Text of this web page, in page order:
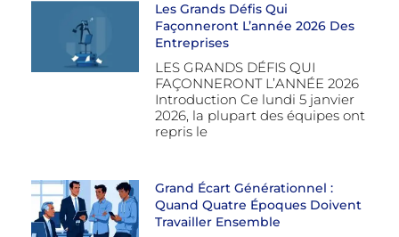
Les Grands Défis Qui
Façonneront L’année 2026 Des
Entreprises
LES GRANDS DÉFIS QUI
FAÇONNERONT L’ANNÉE 2026
Introduction Ce lundi 5 janvier
2026, la plupart des équipes ont
repris le
Grand Écart Générationnel :
Quand Quatre Époques Doivent
Travailler Ensemble